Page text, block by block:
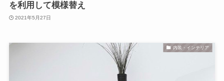
を利用して模様替え
2021年5月27日
内装・インテリア